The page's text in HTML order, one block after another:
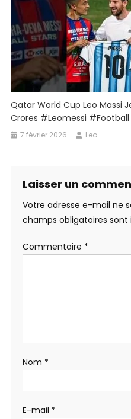
Qatar World Cup Leo Massi
Crores #leomessi
7 février 2026 Leo
Laisser un
Votre adresse e-mail ne
champs obligatoires sont
Commentaire *
Nom *
E-mail *